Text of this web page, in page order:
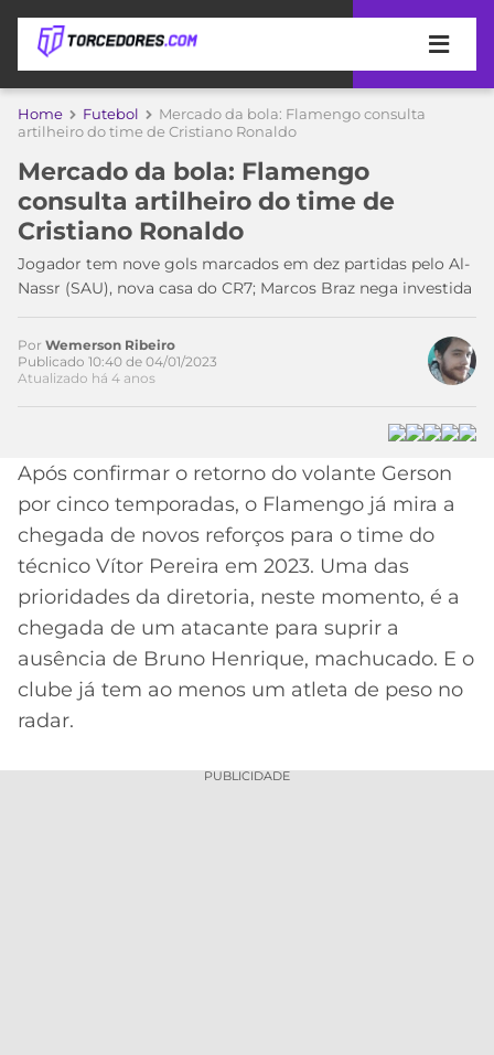
APOSTAS
DE
APOSTA
MELHORES
SITES
DE
APOSTAS
2026
BETBOOM
CÓDIGO
DE
INDICAÇÃO
BET365
CÓDIGO
BETANO
APPS
COPA
DO
MUNDO
TIMES
MEU
TIME
PALMEIRAS
CORINTHIANS
SÃO
PAULO
SANTOS
CAMPEONATOS
SÉRIE
LIBERTADORES
COPA
DO
BRASIL
ESPORTIVA
MERCADO
DA
BOLA
PALPITES
Home Futebol
Mercado da bola: Flamengo consulta
artilheiro do time de Cristiano Ronaldo
Mercado da bola: Flamengo
consulta artilheiro do time de
Cristiano Ronaldo
Jogador tem nove gols marcados em dez partidas pelo Al-
Nassr (SAU), nova casa do CR7; Marcos Braz nega investida
Por Wemerson Ribeiro
Publicado 10:40 de 04/01/2023
Atualizado há 4 anos
Após confirmar o retorno do volante Gerson
por cinco temporadas, o Flamengo já mira a
chegada de novos reforços para o time do
técnico Vítor Pereira em 2023. Uma das
prioridades da diretoria, neste momento, é a
chegada de um atacante para suprir a
ausência de Bruno Henrique, machucado. E o
clube já tem ao menos um atleta de peso no
radar.
PUBLICIDADE